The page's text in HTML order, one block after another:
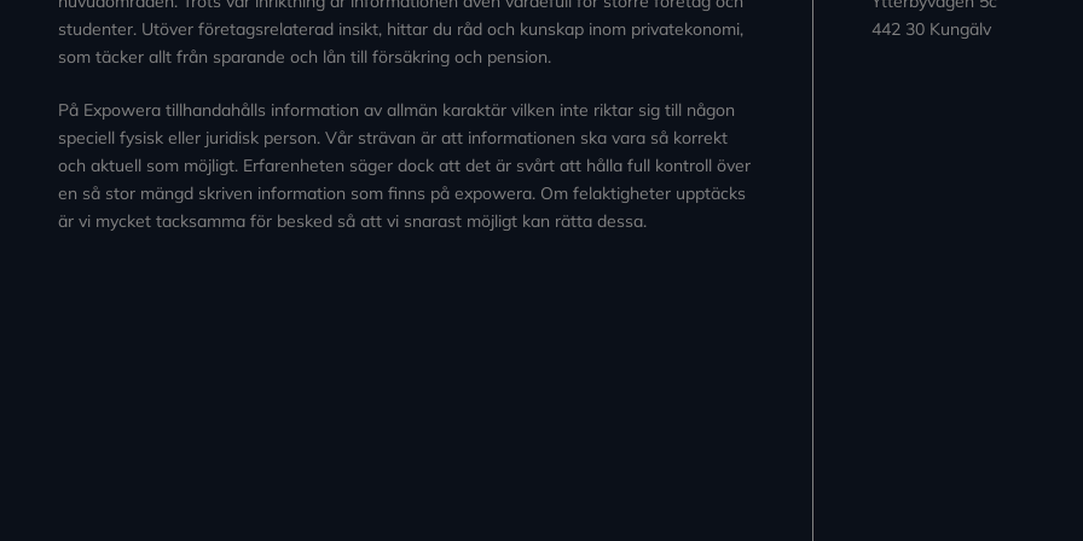
studenter. Utöver företagsrelaterad insikt, hittar du råd och kunskap inom privatekonomi,
som täcker allt från sparande och lån till försäkring och pension.
På Expowera tillhandahålls information av allmän karaktär vilken inte riktar sig till någon
speciell fysisk eller juridisk person. Vår strävan är att informationen ska vara så korrekt
och aktuell som möjligt. Erfarenheten säger dock att det är svårt att hålla full kontroll över
en så stor mängd skriven information som finns på expowera. Om felaktigheter upptäcks
är vi mycket tacksamma för besked så att vi snarast möjligt kan rätta dessa.
442 30 Kungälv